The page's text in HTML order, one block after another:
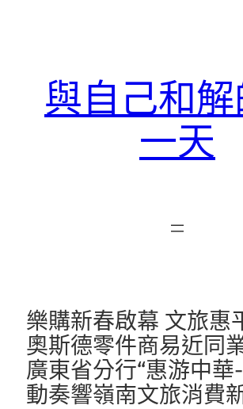
與自己和
一天
樂購新春啟幕 文旅惠
奧斯德零件商易近同
廣東省分行“惠游中華
動奏響嶺南文旅消費